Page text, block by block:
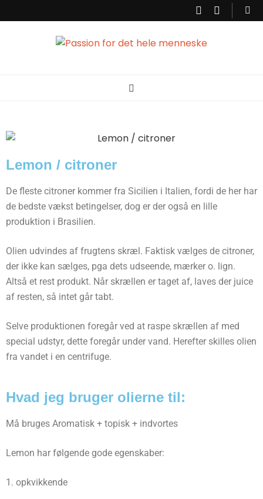
hele menneske
bedre balance, ro og energi.
Lemon / citroner
De fleste citroner kommer fra Sicilien i Italien, fordi de her har
de bedste vækst betingelser, dog er der også en lille
produktion i Brasilien.
Olien udvindes af frugtens skræl. Faktisk vælges de citroner,
der ikke kan sælges, pga dets udseende, mærker o. lign.
Altså et rest produkt. Når skrællen er taget af, laves der juice
af resten, så intet går tabt.
Selve produktionen foregår ved at raspe skrællen af med
special udstyr, dette foregår under vand. Herefter skilles olien
fra vandet i en centrifuge.
Hvad jeg bruger olierne til:
Må bruges Aromatisk + topisk + indvortes
Lemon har følgende gode egenskaber:
1. opkvikkende